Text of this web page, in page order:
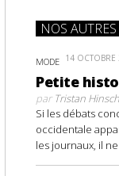
NOS
MODE 14 OCTOBRE
Petite
parTristan
Si les débats
occidentale
les journaux, il